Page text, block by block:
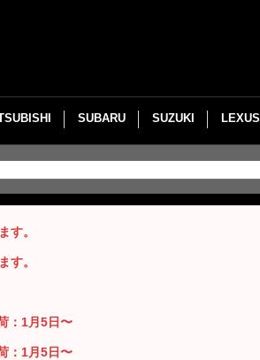
SUBARU SUZUKI LEXUS
す。
す。
：1月5日〜
：1月5日〜